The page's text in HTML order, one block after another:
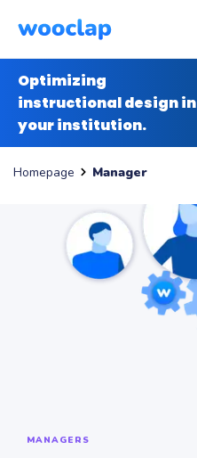
Optimizing
instructional design in
your institution.
Homepage Manager
MANAGERS